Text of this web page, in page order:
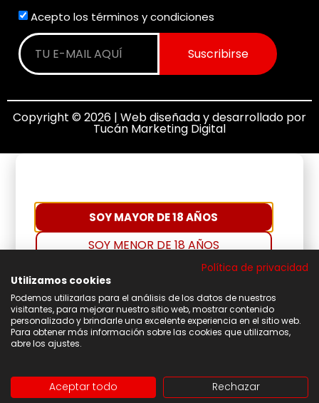
Acepto los términos y condiciones
Suscribirse
Copyright © 2026 | Web diseñada y desarrollado por
Tucán Marketing Digital
SOY MAYOR DE 18 AÑOS
SOY MENOR DE 18 AÑOS
Política de privacidad
Utilizamos cookies
Podemos utilizarlas para el análisis de los datos de nuestros
visitantes, para mejorar nuestro sitio web, mostrar contenido
personalizado y brindarle una excelente experiencia en el sitio web.
Para obtener más información sobre las cookies que utilizamos,
abre los ajustes.
Aceptar todo Rechazar